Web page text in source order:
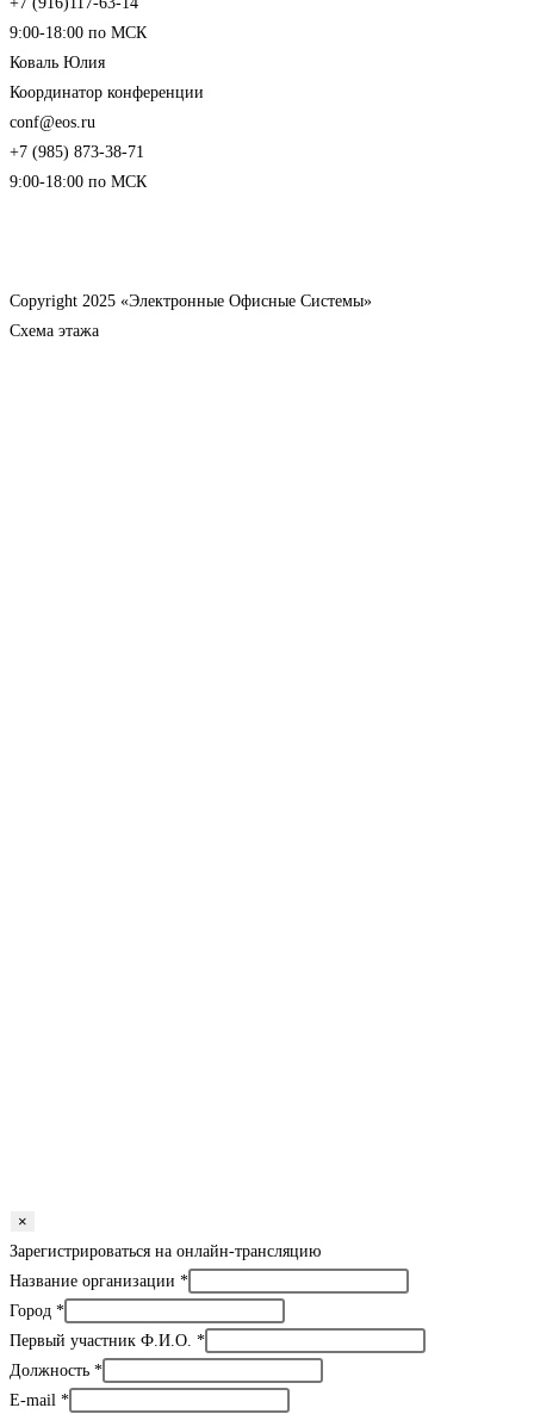
9:00-18:00 по МСК
Коваль Юлия
Координатор конференции
conf@eos.ru
+7 (985) 873-38-71
9:00-18:00 по МСК
Copyright 2025 «Электронные Офисные Системы»
Схема этажа
×
Зарегистрироваться на онлайн-трансляцию
Название организации *
Город *
Первый участник Ф.И.О. *
Должность *
E-mail *